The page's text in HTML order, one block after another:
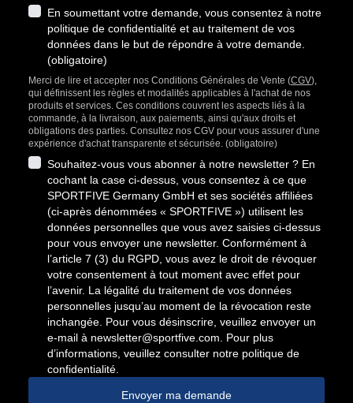
En soumettant votre demande, vous consentez à notre
politique de confidentialité et au traitement de vos
données dans le but de répondre à votre demande.
(obligatoire)
Merci de lire et accepter nos Conditions Générales de Vente (CGV),
qui définissent les règles et modalités applicables à l'achat de nos
produits et services. Ces conditions couvrent les aspects liés à la
commande, à la livraison, aux paiements, ainsi qu'aux droits et
obligations des parties. Consultez nos CGV pour vous assurer d'une
expérience d'achat transparente et sécurisée. (obligatoire)
Souhaitez-vous vous abonner à notre newsletter ? En
cochant la case ci-dessus, vous consentez à ce que
SPORTFIVE Germany GmbH et ses sociétés affiliées
(ci-après dénommées « SPORTFIVE ») utilisent les
données personnelles que vous avez saisies ci-dessus
pour vous envoyer une newsletter. Conformément à
l’article 7 (3) du RGPD, vous avez le droit de révoquer
votre consentement à tout moment avec effet pour
l’avenir. La légalité du traitement de vos données
personnelles jusqu’au moment de la révocation reste
inchangée. Pour vous désinscrire, veuillez envoyer un
e-mail à newsletter@sportfive.com. Pour plus
d’informations, veuillez consulter notre politique de
confidentialité.
Envoyer ma demande